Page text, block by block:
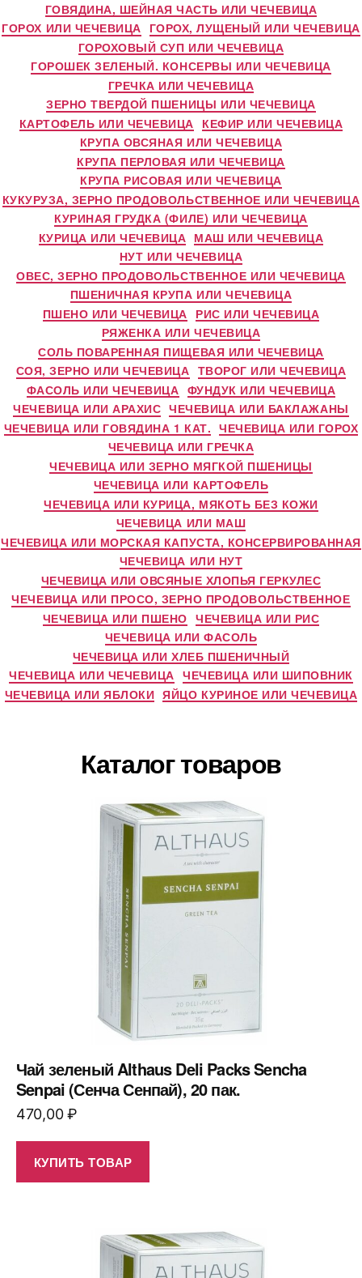
ГОВЯДИНА, ШЕЙНАЯ ЧАСТЬ ИЛИ ЧЕЧЕВИЦА
ГОРОХ ИЛИ ЧЕЧЕВИЦА ГОРОХ, ЛУЩЕНЫЙ ИЛИ ЧЕЧЕВИЦА
ГОРОХОВЫЙ СУП ИЛИ ЧЕЧЕВИЦА
ГОРОШЕК ЗЕЛЕНЫЙ. КОНСЕРВЫ ИЛИ ЧЕЧЕВИЦА
ГРЕЧКА ИЛИ ЧЕЧЕВИЦА
ЗЕРНО ТВЕРДОЙ ПШЕНИЦЫ ИЛИ ЧЕЧЕВИЦА
КАРТОФЕЛЬ ИЛИ ЧЕЧЕВИЦА КЕФИР ИЛИ ЧЕЧЕВИЦА
КРУПА ОВСЯНАЯ ИЛИ ЧЕЧЕВИЦА
КРУПА ПЕРЛОВАЯ ИЛИ ЧЕЧЕВИЦА
КРУПА РИСОВАЯ ИЛИ ЧЕЧЕВИЦА
КУКУРУЗА, ЗЕРНО ПРОДОВОЛЬСТВЕННОЕ ИЛИ ЧЕЧЕВИЦА
КУРИНАЯ ГРУДКА (ФИЛЕ) ИЛИ ЧЕЧЕВИЦА
КУРИЦА ИЛИ ЧЕЧЕВИЦА МАШ ИЛИ ЧЕЧЕВИЦА
НУТ ИЛИ ЧЕЧЕВИЦА
ОВЕС, ЗЕРНО ПРОДОВОЛЬСТВЕННОЕ ИЛИ ЧЕЧЕВИЦА
ПШЕНИЧНАЯ КРУПА ИЛИ ЧЕЧЕВИЦА
ПШЕНО ИЛИ ЧЕЧЕВИЦА РИС ИЛИ ЧЕЧЕВИЦА
РЯЖЕНКА ИЛИ ЧЕЧЕВИЦА
СОЛЬ ПОВАРЕННАЯ ПИЩЕВАЯ ИЛИ ЧЕЧЕВИЦА
СОЯ, ЗЕРНО ИЛИ ЧЕЧЕВИЦА ТВОРОГ ИЛИ ЧЕЧЕВИЦА
ФАСОЛЬ ИЛИ ЧЕЧЕВИЦА ФУНДУК ИЛИ ЧЕЧЕВИЦА
ЧЕЧЕВИЦА ИЛИ АРАХИС ЧЕЧЕВИЦА ИЛИ БАКЛАЖАНЫ
ЧЕЧЕВИЦА ИЛИ ГОВЯДИНА 1 КАТ. ЧЕЧЕВИЦА ИЛИ ГОРОХ
ЧЕЧЕВИЦА ИЛИ ГРЕЧКА
ЧЕЧЕВИЦА ИЛИ ЗЕРНО МЯГКОЙ ПШЕНИЦЫ
ЧЕЧЕВИЦА ИЛИ КАРТОФЕЛЬ
ЧЕЧЕВИЦА ИЛИ КУРИЦА, МЯКОТЬ БЕЗ КОЖИ
ЧЕЧЕВИЦА ИЛИ МАШ
ЧЕЧЕВИЦА ИЛИ МОРСКАЯ КАПУСТА, КОНСЕРВИРОВАННАЯ
ЧЕЧЕВИЦА ИЛИ НУТ
ЧЕЧЕВИЦА ИЛИ ОВСЯНЫЕ ХЛОПЬЯ ГЕРКУЛЕС
ЧЕЧЕВИЦА ИЛИ ПРОСО, ЗЕРНО ПРОДОВОЛЬСТВЕННОЕ
ЧЕЧЕВИЦА ИЛИ ПШЕНО ЧЕЧЕВИЦА ИЛИ РИС
ЧЕЧЕВИЦА ИЛИ ФАСОЛЬ
ЧЕЧЕВИЦА ИЛИ ХЛЕБ ПШЕНИЧНЫЙ
ЧЕЧЕВИЦА ИЛИ ЧЕЧЕВИЦА ЧЕЧЕВИЦА ИЛИ ШИПОВНИК
ЧЕЧЕВИЦА ИЛИ ЯБЛОКИ ЯЙЦО КУРИНОЕ ИЛИ ЧЕЧЕВИЦА
Каталог товаров
Чай зеленый Althaus Deli Packs Sencha
Senpai (Сенча Сенпай), 20 пак.
470,00₽
КУПИТЬ ТОВАР